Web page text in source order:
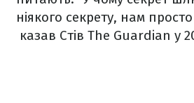
ніякого секрету, нам
казав Стів The Guardian у